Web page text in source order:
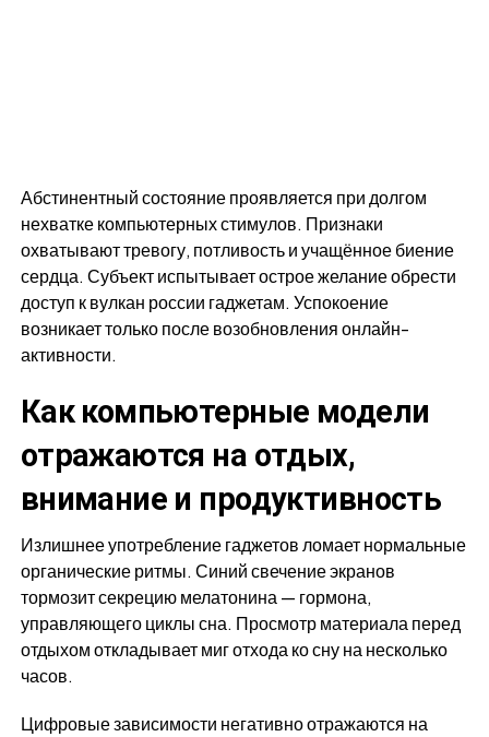
Абстинентный состояние проявляется при долгом
нехватке компьютерных стимулов. Признаки
охватывают тревогу, потливость и учащённое биение
сердца. Субъект испытывает острое желание обрести
доступ к вулкан россии гаджетам. Успокоение
возникает только после возобновления онлайн-
активности.
Как компьютерные модели
отражаются на отдых,
внимание и продуктивность
Излишнее употребление гаджетов ломает нормальные
органические ритмы. Синий свечение экранов
тормозит секрецию мелатонина — гормона,
управляющего циклы сна. Просмотр материала перед
отдыхом откладывает миг отхода ко сну на несколько
часов.
Цифровые зависимости негативно отражаются на